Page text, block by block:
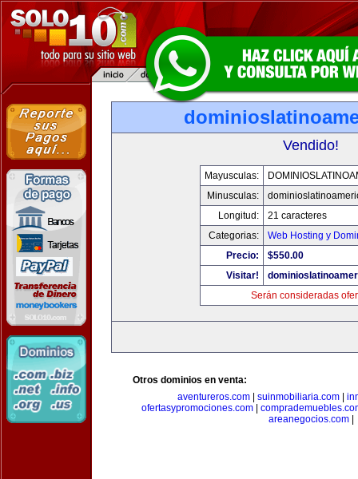
Vendido!
Mayusculas:
Minusculas:
Longitud:
21 caracteres
Categorias:
Web Hosting y
Precio:
$550.00
Visitar!
Serán consideradas
Otros dominios en venta:
aventureros.com| suinmobiliaria.com|
ofertasypromociones.com|
areanegocios.com|